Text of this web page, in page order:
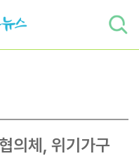
의체, 위기가구